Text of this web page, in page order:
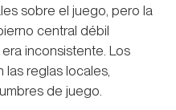
sobre el juego, pero la
central débil
inconsistente. Los
las reglas locales,
de juego.